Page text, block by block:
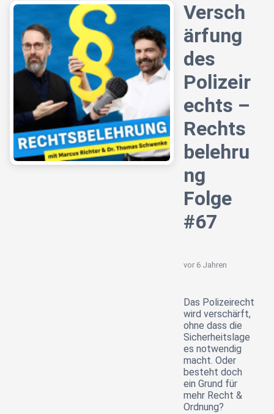
Versch
ärfung
des
Polizeir
echts –
Rechts
belehru
ng
Folge
#67
vor 6 Jahren
Das Polizeirecht
wird verschärft,
ohne dass die
Sicherheitslage
es notwendig
macht. Oder
besteht doch
ein Grund für
mehr Recht &
Ordnung?